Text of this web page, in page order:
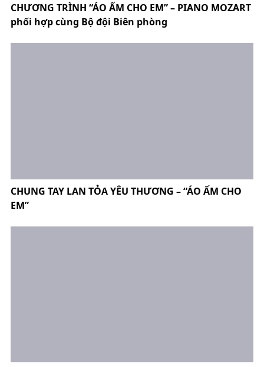
CHƯƠNG TRÌNH “ÁO ẤM CHO EM” – PIANO MOZART
phối hợp cùng Bộ đội Biên phòng
CHUNG TAY LAN TỎA YÊU THƯƠNG – “ÁO ẤM CHO
EM”